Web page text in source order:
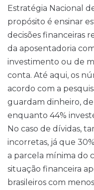
Estratégia Nacional
propósito é ensinar
decisões financeiras
da aposentadoria
investimento ou de
conta. Até aqui, os
acordo com a
guardam dinheiro,
enquanto 44%
No caso de dívidas,
incorretas, já que
a parcela mínima do
situação financeira
brasileiros com